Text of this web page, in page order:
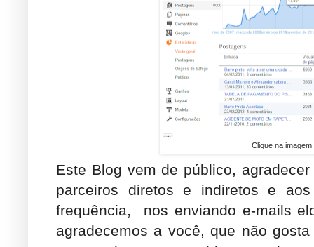
Clique na
Este Blog vem de público,
parceiros diretos e indiretos e
frequência,
nos enviando e-mails
agradecemos a você, que não